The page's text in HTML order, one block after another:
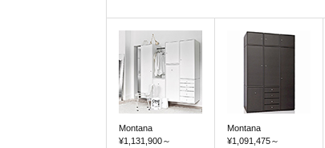
Montana
¥1,131,900～
Montana
¥1,091,475～